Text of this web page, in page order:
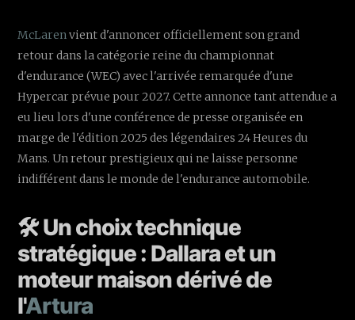
McLarenvient d'annoncer officiellement son grand
retour dans la catégorie reine du championnat
d'endurance (WEC) avec l'arrivée remarquée d'une
Hypercar prévue pour 2027. Cette annonce tant attendue a
eu lieu lors d'une conférence de presse organisée en
marge de l'édition 2025 des légendaires 24 Heures du
Mans. Un retour prestigieux qui ne laisse personne
indifférent dans le monde de l'endurance automobile.
🛠️ Un choix technique
stratégique : Dallara et un
moteur maison dérivé de
l'Artura